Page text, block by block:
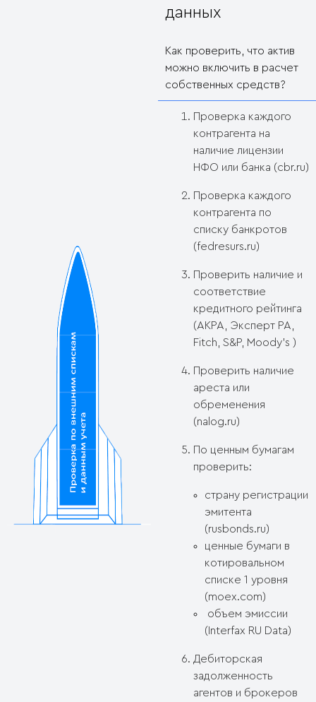
данных
Как проверить, что актив
можно включить в расчет
собственных средств?
Проверка каждого
контрагента на
наличие лицензии
НФО или банка (cbr.ru)
Проверка каждого
контрагента по
списку банкротов
(fedresurs.ru)
Проверить наличие и
соответствие
кредитного рейтинга
(АКРА, Эксперт РА,
Fitch, S&P, Moody’s )
Проверить наличие
ареста или
обременения
(nalog.ru)
По ценным бумагам
проверить:
страну регистрации
эмитента
(rusbonds.ru)
ценные бумаги в
котировальном
списке 1 уровня
(moex.com)
объем эмиссии
(Interfax RU Data)
Дебиторская
задолженность
агентов и брокеров